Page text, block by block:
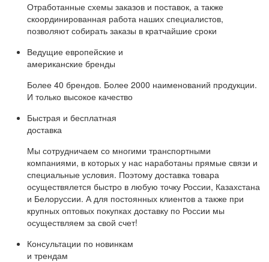
Отработанные схемы заказов и поставок, а также
скоординированная работа наших специалистов,
позволяют собирать заказы в кратчайшие сроки
Ведущие европейские и
американские бренды
Более 40 брендов. Более 2000 наименований продукции.
И только высокое качество
Быстрая и бесплатная
доставка
Мы сотрудничаем со многими транспортными
компаниями, в которых у нас наработаны прямые связи и
специальные условия. Поэтому доставка товара
осуществялется быстро в любую точку России, Казахстана
и Белоруссии. А для постоянных клиентов а также при
крупных оптовых покупках доставку по России мы
осуществляем за свой счет!
Консультации по новинкам
и трендам